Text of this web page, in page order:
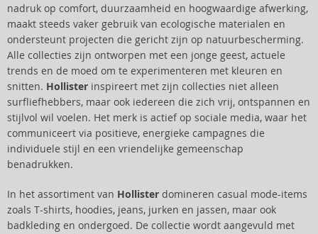
nadruk op comfort, duurzaamheid en hoogwaardige afwerking,
maakt steeds vaker gebruik van ecologische materialen en
ondersteunt projecten die gericht zijn op natuurbescherming.
Alle collecties zijn ontworpen met een jonge geest, actuele
trends en de moed om te experimenteren met kleuren en
snitten. Hollister inspireert met zijn collecties niet alleen
surfliefhebbers, maar ook iedereen die zich vrij, ontspannen en
stijlvol wil voelen. Het merk is actief op sociale media, waar het
communiceert via positieve, energieke campagnes die
individuele stijl en een vriendelijke gemeenschap
benadrukken.
In het assortiment van Hollister domineren casual mode-items
zoals T-shirts, hoodies, jeans, jurken en jassen, maar ook
badkleding en ondergoed. De collectie wordt aangevuld met